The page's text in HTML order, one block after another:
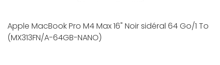
Apple MacBook Pro M4 Max 16" Noir sidéral 64 Go/1 To
(MX313FN/A-64GB-NANO)